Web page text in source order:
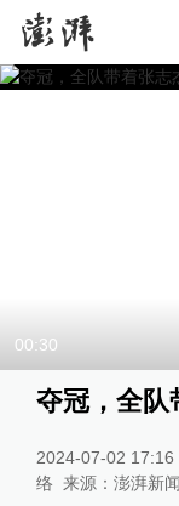
00:30
夺冠，全队
2024-07-02 17:16
络 来源： 澎湃新闻